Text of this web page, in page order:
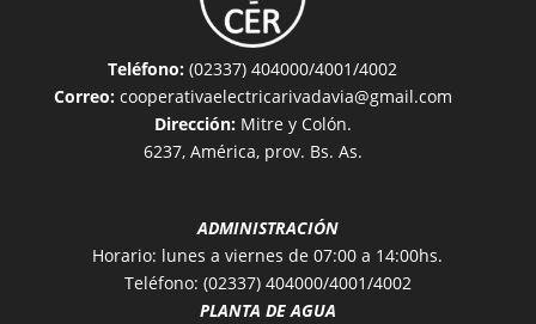
Teléfono: (02337) 404000/4001/4002
Correo:cooperativaelectricarivadavia@gmail.com
Dirección: Mitre y Colón.
6237, América, prov. Bs. As.
ADMINISTRACIÓN
Horario: lunes a viernes de 07:00 a 14:00hs.
Teléfono: (02337) 404000/4001/4002
PLANTA DE AGUA